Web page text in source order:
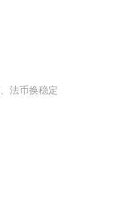
法币换稳定